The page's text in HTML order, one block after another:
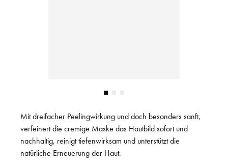
Mit dreifacher Peelingwirkung und doch besonders sanft,
verfeinert die cremige Maske das Hautbild sofort und
nachhaltig, reinigt tiefenwirksam und unterstützt die
natürliche Erneuerung der Haut.